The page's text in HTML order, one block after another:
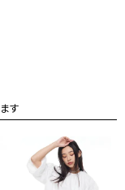
す